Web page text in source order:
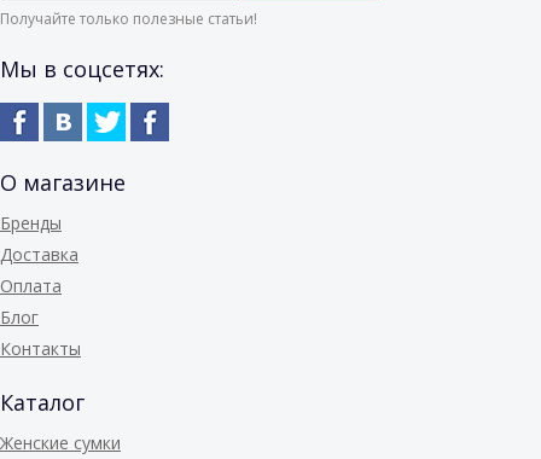
Получайте только полезные статьи!
Мы в соцсетях:
О магазине
Бренды
Доставка
Оплата
Блог
Контакты
Каталог
Женские сумки